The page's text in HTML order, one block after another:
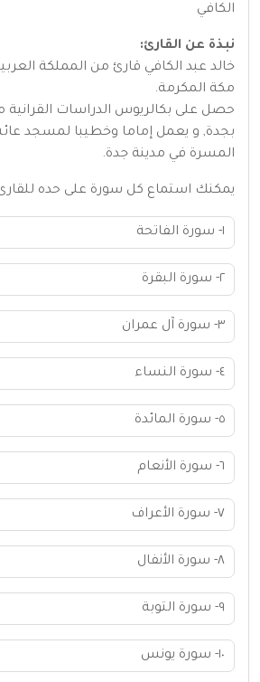
الكافي
نبذة عن القارئ:
خالد عبد الكافي قارئ من المملكة
مكة المكرمة.
حصل على بكالريوس الدراسات القرانية
بجدة, و يعمل إماما وخطيبا لمسجد
المسرة في مدينة جدة.
يمكنك استماع كل سورة على حده للقارئ
١- سورة الفاتحة
٢- سورة البقرة
٣- سورة آل عمران
٤- سورة النساء
٥- سورة المائدة
٦- سورة الأنعام
٧- سورة الأعراف
٨- سورة الأنفال
٩- سورة التوبة
١٠- سورة يونس